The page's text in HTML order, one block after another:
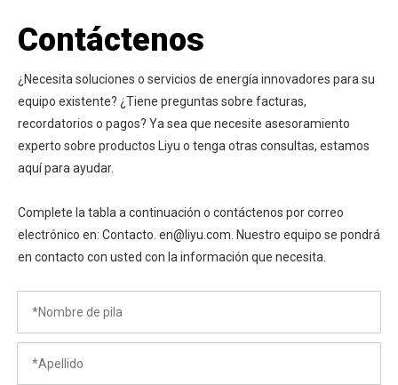
Contáctenos
¿Necesita soluciones o servicios de energía innovadores para su
equipo existente? ¿Tiene preguntas sobre facturas,
recordatorios o pagos? Ya sea que necesite asesoramiento
experto sobre productos Liyu o tenga otras consultas, estamos
aquí para ayudar.
Complete la tabla a continuación o contáctenos por correo
electrónico en: Contacto. en@liyu.com. Nuestro equipo se pondrá
en contacto con usted con la información que necesita.